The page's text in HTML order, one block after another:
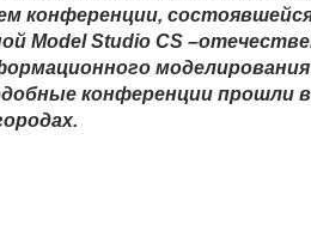
конференции,
Model Studio CS
конференции прошли